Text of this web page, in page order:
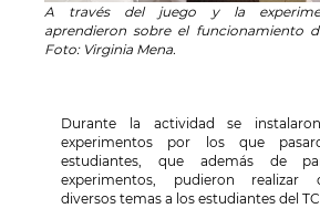
A través del juego y la
aprendieron sobre el funcionamiento
Foto: Virginia Mena.
Durante la actividad se
experimentos por los que
estudiantes, que además de
experimentos, pudieron realizar
diversos temas a los estudiantes del